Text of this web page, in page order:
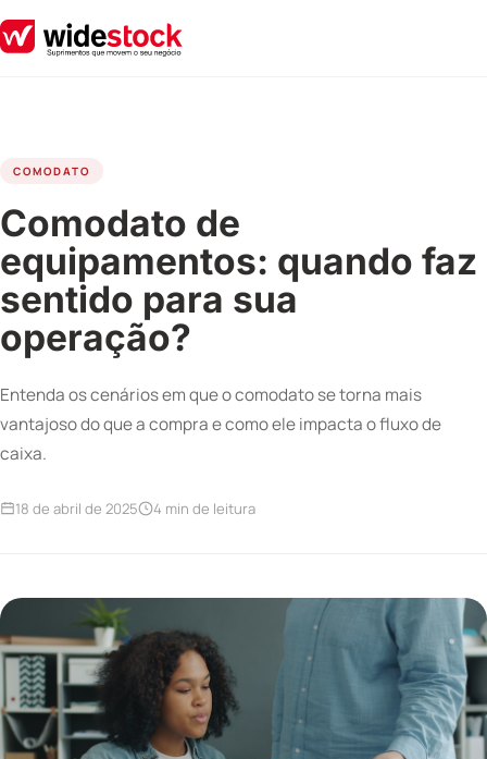
COMODATO
Comodato de
equipamentos: quando faz
sentido para sua
operação?
Entenda os cenários em que o comodato se torna mais
vantajoso do que a compra e como ele impacta o fluxo de
caixa.
18 de abril de 2025 4 min de leitura